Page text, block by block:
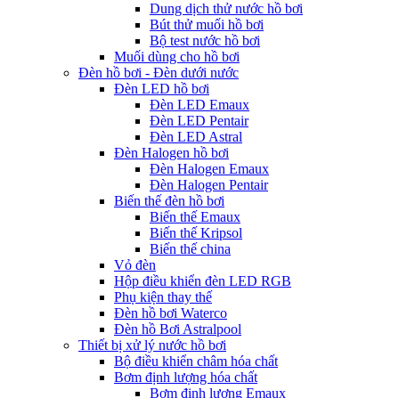
Dung dịch thử nước hồ bơi
Bút thử muối hồ bơi
Bộ test nước hồ bơi
Muối dùng cho hồ bơi
Đèn hồ bơi - Đèn dưới nước
Đèn LED hồ bơi
Đèn LED Emaux
Đèn LED Pentair
Đèn LED Astral
Đèn Halogen hồ bơi
Đèn Halogen Emaux
Đèn Halogen Pentair
Biến thế đèn hồ bơi
Biến thế Emaux
Biến thế Kripsol
Biến thế china
Vỏ đèn
Hộp điều khiển đèn LED RGB
Phụ kiện thay thế
Đèn hồ bơi Waterco
Đèn hồ Bơi Astralpool
Thiết bị xử lý nước hồ bơi
Bộ điều khiển châm hóa chất
Bơm định lượng hóa chất
Bơm định lượng Emaux